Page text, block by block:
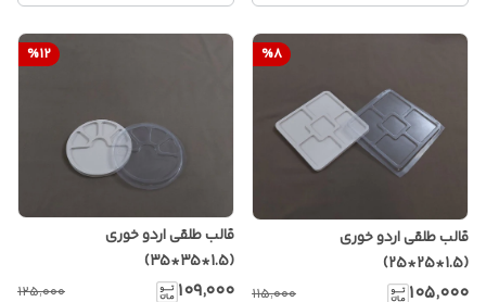
%8
قالب طلقی اردو خوری
(1.5*25*25)
۱۰۵٬۰۰۰ ۱۱۵٬۰۰۰
%12
قالب طلقی اردو خوری
(1.5*35*35)
۱۰۹٬۰۰۰ ۱۲۵٬۰۰۰